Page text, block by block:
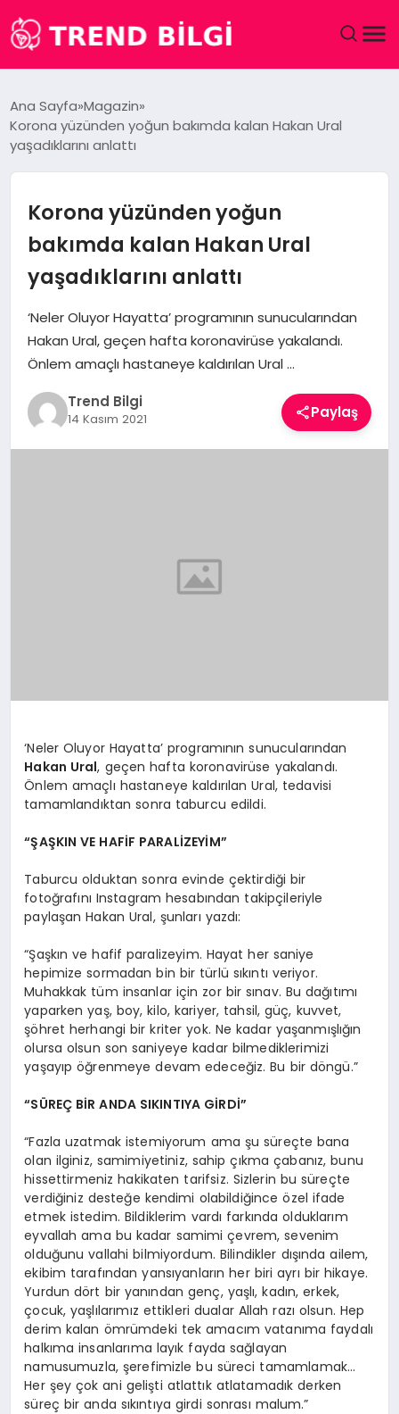
DÜNYA
MAGAZIN
SAĞLIK
SPOR
TEKNOLOJI
Ana Sayfa Magazin
Korona yüzünden yoğun bakımda kalan Hakan Ural
yaşadıklarını anlattı
Korona yüzünden yoğun
bakımda kalan Hakan Ural
yaşadıklarını anlattı
‘Neler Oluyor Hayatta’ programının sunucularından
Hakan Ural, geçen hafta koronavirüse yakalandı.
Önlem amaçlı hastaneye kaldırılan Ural …
Trend Bilgi
14 Kasım 2021 Paylaş
‘Neler Oluyor Hayatta’ programının sunucularından
Hakan Ural, geçen hafta koronavirüse yakalandı.
Önlem amaçlı hastaneye kaldırılan Ural, tedavisi
tamamlandıktan sonra taburcu edildi.
“ŞAŞKIN VE HAFİF PARALİZEYİM”
Taburcu olduktan sonra evinde çektirdiği bir
fotoğrafını Instagram hesabından takipçileriyle
paylaşan Hakan Ural, şunları yazdı:
“Şaşkın ve hafif paralizeyim. Hayat her saniye
hepimize sormadan bin bir türlü sıkıntı veriyor.
Muhakkak tüm insanlar için zor bir sınav. Bu dağıtımı
yaparken yaş, boy, kilo, kariyer, tahsil, güç, kuvvet,
şöhret herhangi bir kriter yok. Ne kadar yaşanmışlığın
olursa olsun son saniyeye kadar bilmediklerimizi
yaşayıp öğrenmeye devam edeceğiz. Bu bir döngü.”
“SÜREÇ BİR ANDA SIKINTIYA GİRDİ”
“Fazla uzatmak istemiyorum ama şu süreçte bana
olan ilginiz, samimiyetiniz, sahip çıkma çabanız, bunu
hissettirmeniz hakikaten tarifsiz. Sizlerin bu süreçte
verdiğiniz desteğe kendimi olabildiğince özel ifade
etmek istedim. Bildiklerim vardı farkında olduklarım
eyvallah ama bu kadar samimi çevrem, sevenim
olduğunu vallahi bilmiyordum. Bilindikler dışında ailem,
ekibim tarafından yansıyanların her biri ayrı bir hikaye.
Yurdun dört bir yanından genç, yaşlı, kadın, erkek,
çocuk, yaşlılarımız ettikleri dualar Allah razı olsun. Hep
derim kalan ömrümdeki tek amacım vatanıma faydalı
halkıma insanlarıma layık fayda sağlayan
namusumuzla, şerefimizle bu süreci tamamlamak…
Her şey çok ani gelişti atlattık atlatamadık derken
süreç bir anda sıkıntıya girdi sonrası malum.”